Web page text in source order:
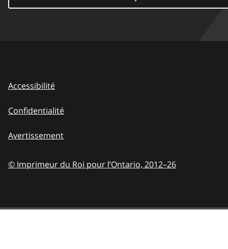
Accessibilité
Confidentialité
Avertissement
© Imprimeur du Roi pour l’Ontario, 2012–26